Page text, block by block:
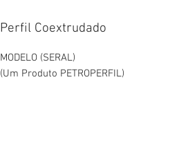
Perfil Coextrudado
MODELO (SERAL)
(Um Produto PETROPERFIL)